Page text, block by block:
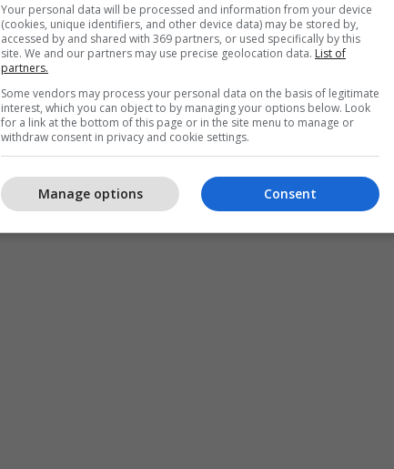
Your personal data will be processed and information from your device
(cookies, unique identifiers, and other device data) may be stored by,
accessed by and shared with 369 partners, or used specifically by this
site. We and our partners may use precise geolocation data. List of
partners.
Some vendors may process your personal data on the basis of legitimate
interest, which you can object to by managing your options below. Look
for a link at the bottom of this page or in the site menu to manage or
withdraw consent in privacy and cookie settings.
Consent
Manage options